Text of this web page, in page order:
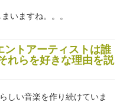
いますね。。。
ントアーティストは誰
れらを好きな理由を説
しい音楽を作り続けていま